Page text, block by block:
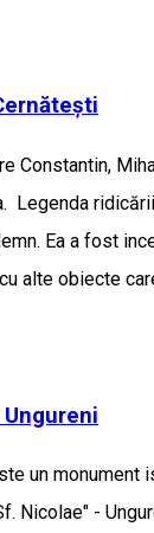
Constantin,
Legenda
Ea a fost
alte obiecte
un
Nicolae" -